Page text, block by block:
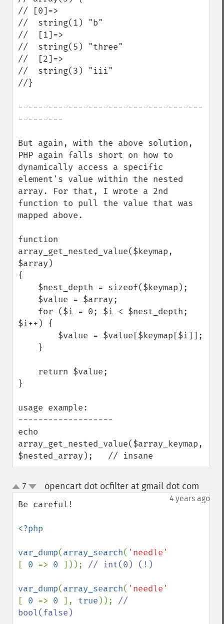
// [0]=>
//  string(1) "b"
//  [1]=>
//  string(5) "three"
//  [2]=>
//  string(3) "iii"
//}
-------------------------------------
---------
But again, with the above solution,
PHP again falls short on how to
dynamically access a specific
element's value within the nested
array. For that, I wrote a 2nd
function to pull the value that was
mapped above.
function
array_get_nested_value($keymap,
$array)
{
$i++) {
}
usage example:
-------------------
echo
array_get_nested_value($array_keymap,
$nested_array);   // insane
up
down
7 opencart dot ocfilter at gmail dot com
4 years ago
Be careful!
<?php
var_dump(array_search( 'needle'
[ 0 => 0 ])); // int(0) (!)
var_dump(array_search( 'needle'
[ 0 => 0 ], true )); //
bool(false)